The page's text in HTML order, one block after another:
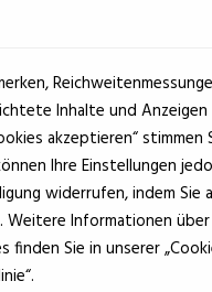
Grau
Inhalte und Anzeigen
akzeptieren“ stimmen
Ihre Einstellungen
widerrufen, indem Sie
Weitere Informationen über
finden Sie in unserer